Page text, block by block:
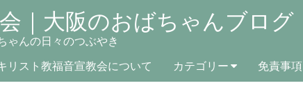
｜大阪のおばちゃんブログ
ゃんの日々のつぶやき
リスト教福音宣教会について カテゴリー 免責事項